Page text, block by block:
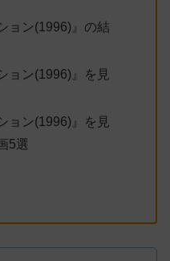
ョン(1996)』の結
ョン(1996)』を見
ョン(1996)』を見
5選